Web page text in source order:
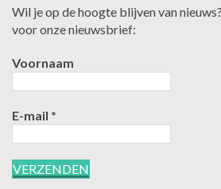
Wil je op de hoogte blijven van
voor onze nieuwsbrief:
Voornaam
E-mail *